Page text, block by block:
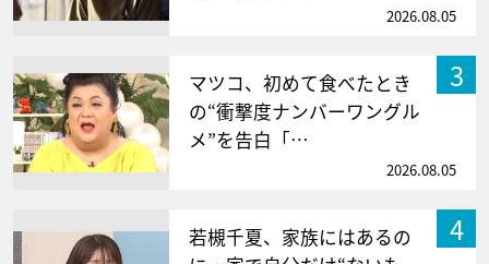
2026.08.05
3
マツコ、初めて食べたとき
の“衝撃度ナンバーワングル
メ”を告白「…
2026.08.05
4
若槻千夏、家族にはあるの